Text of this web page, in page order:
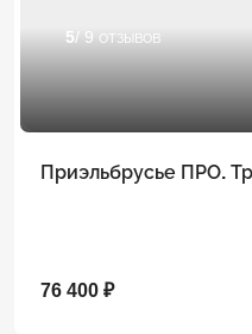
5/ 9 отзывов
Приэльбрусье ПРО.
76 400 ₽